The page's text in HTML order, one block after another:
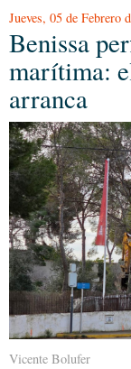
Jueves, 05 de Febrero
Benissa
marítima:
arranca
Vicente Bolufer